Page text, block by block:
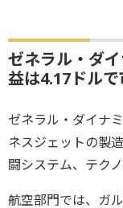
ゼネラル・ダ
益は4.17ドル
ゼネラル・ダイナ
ネスジェットの製
闘システム、テク
航空部門では、ガ